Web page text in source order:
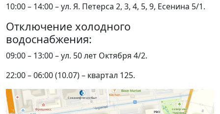
10:00 – 14:00 – ул. Я. Петерса 2, 3, 4, 5, 9, Есенина 5/1.
Отключение холодного
водоснабжения:
09:00 – 13:00 – ул. 50 лет Октября 4/2.
22:00 – 06:00 (10.07) – квартал 125.